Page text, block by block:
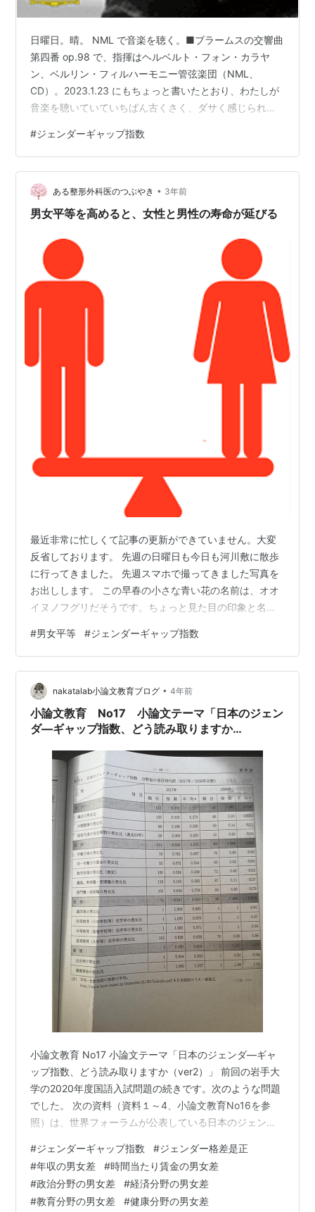
日曜日。晴。 NML で音楽を聴く。■ブラームスの交響曲
第四番 op.98 で、指揮はヘルベルト・フォン・カラヤ
ン、ベルリン・フィルハーモニー管弦楽団（NML、
CD）。2023.1.23 にもちょっと書いたとおり、わたしが
音楽を聴いていていちばん古くさく、ダサく感じられる
の）わたしでも、聴き始めはそのダサさにギョッとする
ほどだ。大バッハなどは、ブラームスより遥に前の音楽
なのに、ちっともそんな感じを受けず、むしろ現代のど
んなにオシャレでカッコいいポピュラー音楽よりもカッ
コいいのであるから、年代の古さゆえというわけではな
#ジェンダーギャップ指数
ある整形外科医のつぶやき • 3年前
男女平等を高めると、女性と男性の寿命が延びる
最近非常に忙しくて記事の更新ができていません。大変
反省しております。 先週の日曜日も今日も河川敷に散歩
に行ってきました。 先週スマホで撮ってきました写真を
お出しします。 この早春の小さな青い花の名前は、オオ
イヌノフグリだそうです。ちょっと見た目の印象と名前
めて見入ってしまいました。 又、早咲きの桜も満開でし
た。ここらでは安行桜という名前のようです。 どちらも1
週間したらほとんど葉桜になってしまっていました。 ち
なみに桜は雌雄同花といって１つの花に雄花（雄しべ）
と雌花（雌しべ）があります。 ところで人において男女
の関係性と寿命に関しての面白い論文…
#男女平等 #ジェンダーギャップ指数
nakatalab小論文教育ブログ • 4年前
小論文教育 No17 小論文テーマ「日本のジェン
ダ―ギャップ指数、どう読み取りますか
小論文教育 No17 小論文テーマ「日本のジェンダ―ギャ
ップ指数、どう読み取りますか（ver2）」 前回の岩手大
学の2020年度国語入試問題の続きです。次のような問題
でした。 次の資料（資料１～4、小論文教育No16を参
照）は、世界フォーラムが公表している日本のジェンダ
もとに、後の問いに答えよ。 問一 資料1から3をもとに、
日本のジェンダ―ギャップ指数及びランクの推移につい
て、150字以内で説明せよ。 thesilentuniversさんから解
答をお寄せいただきました。次のものです。 健康の指数
#ジェンダーギャップ指数 #ジェンダー格差是正
#年収の男女差 #時間当たり賃金の男女差
#政治分野の男女差 #経済分野の男女差
#教育分野の男女差 #健康分野の男女差